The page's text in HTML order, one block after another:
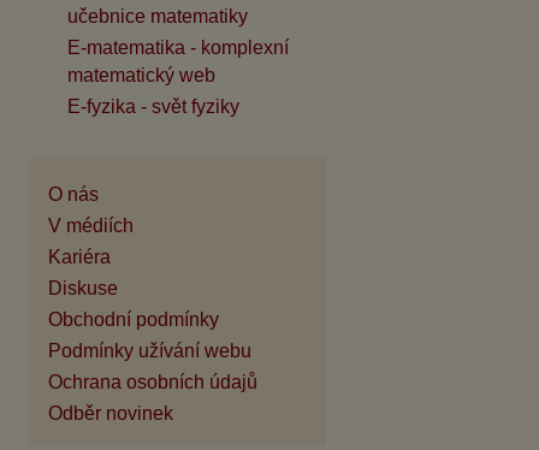
učebnice matematiky
E-matematika - komplexní
matematický web
E-fyzika - svět fyziky
O nás
V médiích
Kariéra
Diskuse
Obchodní podmínky
Podmínky užívání webu
Ochrana osobních údajů
Odběr novinek